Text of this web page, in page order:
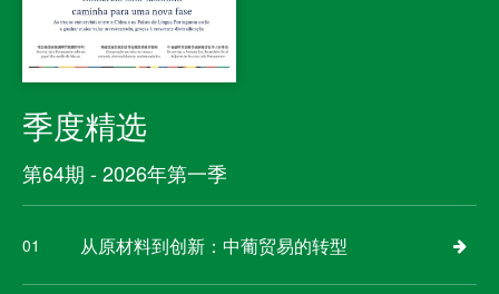
季度精选
第64期 - 2026年第一季
01 从原材料到创新：中葡贸易的转型